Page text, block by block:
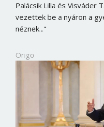
Palácsik Lilla és Visváder
vezettek be a nyáron a
néznek..."
Origo